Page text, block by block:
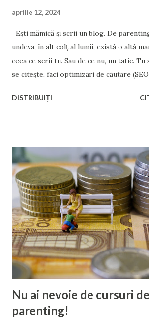
aprilie 12, 2024
Ești mămică și scrii un blog. De
undeva, în alt colț al lumii, există o altă
ceea ce scrii tu. Sau de ce nu, un tatic. Tu
se citește, faci optimizări de căutare
optimizezi site-ul pentru o indexare mai
nimic de indexare și de page rank. Și nici
Pe ea o interesează să afle informații
facă viața de mamă mai ușoară. Sau poate
sincere cu care poate rezona, în efortul
e singură, că nu e insuficientă, și că va fi
scrupule și fără repere morale, îi dai
pentru o „educație parentală eficientă”:
sine a copilului Știi măca...
DISTRIBUIȚI
Nu ai nevoie de cursuri de
parenting!